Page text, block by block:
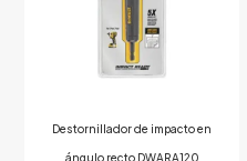
Destornillador de impacto en
ángulo recto DWARA120